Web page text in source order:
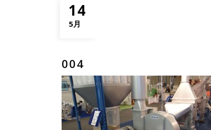
14
5月
004